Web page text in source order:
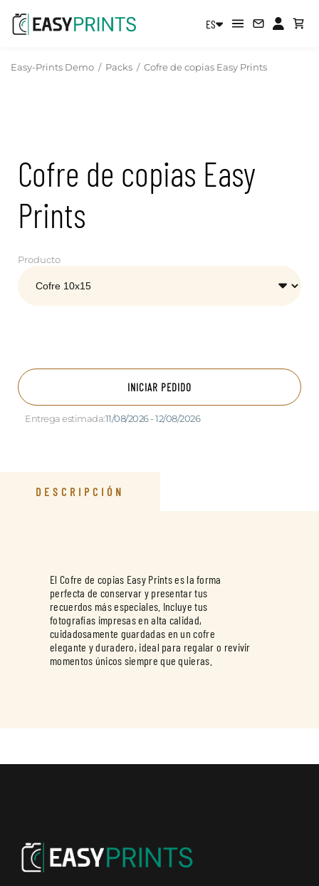
ES
Easy-Prints Demo / Packs / Cofre de copias Easy Prints
Cofre de copias Easy
Prints
Producto
INICIAR PEDIDO
Entrega estimada:11/08/2026 - 12/08/2026
DESCRIPCIÓN
El Cofre de copias Easy Prints es la forma
perfecta de conservar y presentar tus
recuerdos más especiales. Incluye tus
fotografías impresas en alta calidad,
cuidadosamente guardadas en un cofre
elegante y duradero, ideal para regalar o revivir
momentos únicos siempre que quieras.